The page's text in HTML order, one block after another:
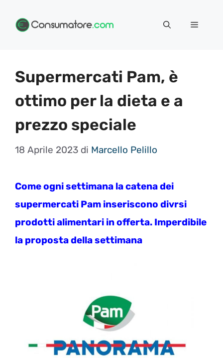
Menu
Supermercati Pam, è
ottimo per la dieta e a
prezzo speciale
18 Aprile 2023 di Marcello Pelillo
Come ogni settimana la catena dei
supermercati Pam inseriscono divrsi
prodotti alimentari in offerta. Imperdibile
la proposta della settimana